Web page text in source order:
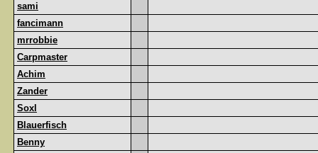
sami
fancimann
mrrobbie
Carpmaster
Achim
Zander
Soxl
Blauerfisch
Benny